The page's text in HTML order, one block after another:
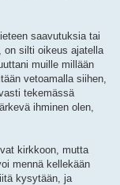
saavutuksia tai
on silti oikeus ajatella
muille millään
vetoamalla siihen,
tekemässä
ihminen olen,
kirkkoon, mutta
mennä kellekään
kysytään, ja